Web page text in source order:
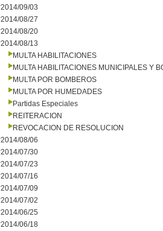
2014/09/03
2014/08/27
2014/08/20
2014/08/13
MULTA HABILITACIONES
MULTA HABILITACIONES MUNICIPALES Y
MULTA POR BOMBEROS
MULTA POR HUMEDADES
Partidas Especiales
REITERACION
REVOCACION DE RESOLUCION
2014/08/06
2014/07/30
2014/07/23
2014/07/16
2014/07/09
2014/07/02
2014/06/25
2014/06/18